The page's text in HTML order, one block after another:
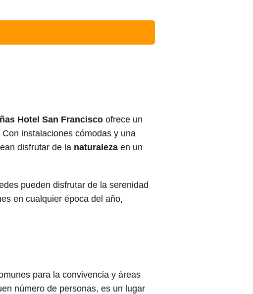
Hotel San Francisco ofrece un
Con instalaciones cómodas y una
disfrutar de la naturaleza en un
pueden disfrutar de la serenidad
en cualquier época del año,
para la convivencia y áreas
número de personas, es un lugar